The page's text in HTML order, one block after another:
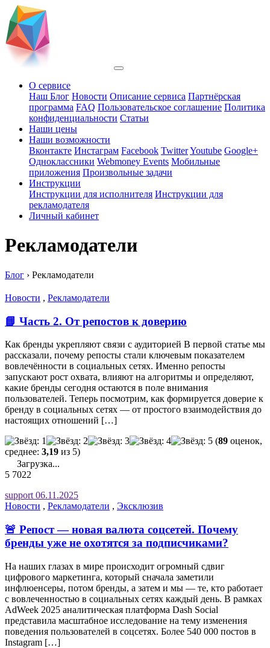
О сервисе
Наш Блог Новости Описание сервиса Партнёрская
программа FAQ Пользовательское соглашение Политика
конфиденциальности Статьи
Наши цены
Наши возможности
Вконтакте Инстаграм Facebook TwitterYoutube Google+
Одноклассники Webmoney Events Мобильные
приложения Произвольные задачи
Инструкции
Инструкции для исполнителя Инструкции для
рекламодателя
Личный кабинет
Рекламодатели
Блог › Рекламодатели
Новости , Рекламодатели
📘 Часть 2. От репостов к доверию
Как бренды укрепляют связи с аудиторией В первой статье мы
рассказали, почему репосты стали ключевым показателем
вовлечённости в социальных сетях. Именно репосты
запускают рост охвата, влияют на алгоритмы и определяют,
какие бренды сегодня остаются в поле внимания
пользователей. Теперь посмотрим, как формируется доверие к
бренду в социальных сетях — от простого взаимодействия до
настоящих отношений […]
(89 оценок,
среднее: 3,19 из 5)
Загрузка...
5 7022
support 06.11.2025
Новости , Рекламодатели , Эксклюзив
🚨 Репост — новая валюта соцсетей. Почему
бренды уже не охотятся за подписчиками?
На наших глазах в мире происходит огромный сдвиг
цифрового маркетинга, который сначала заметили
инфлюенсеры, потом бренды, а затем и мы — те, кто работает
с вовлеченностью в социальных сетях каждый день. В рамках
AdWeek 2025 аналитическая платформа Dash Social
представила масштабное исследование на тему изменения
поведения пользователей в соцсетях. Более 540 000 постов в
Instagram […]